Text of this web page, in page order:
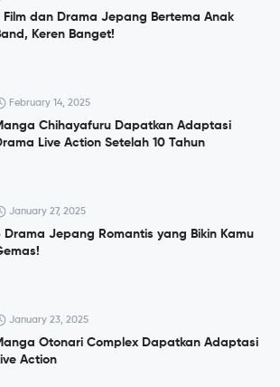
Film dan Drama Jepang Bertema Anak
Keren Banget!
February 14, 2025
Chihayafuru Dapatkan Adaptasi
Live Action Setelah 10 Tahun
January 27, 2025
Drama Jepang Romantis yang Bikin Kamu
January 23, 2025
Otonari Complex Dapatkan Adaptasi
Action